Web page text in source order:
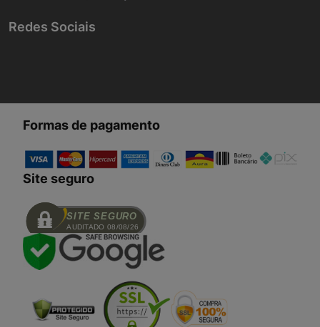
Redes Sociais
Formas de pagamento
Site seguro
SITE SEGURO
AUDITADO 08/08/26